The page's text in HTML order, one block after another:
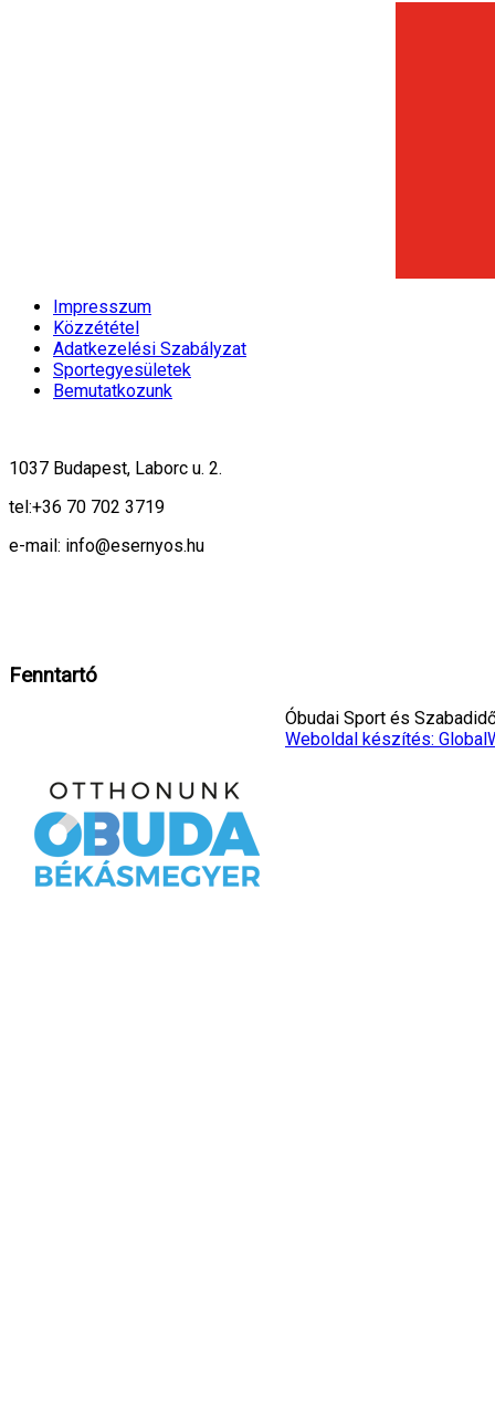
Impresszum
Közzététel
Adatkezelési Szabályzat
Sportegyesületek
Bemutatkozunk
1037 Budapest, Laborc u. 2.
tel:+36 70 702 3719
e-mail: info@esernyos.hu
Fenntartó
Óbudai Sport és
Weboldal készítés: